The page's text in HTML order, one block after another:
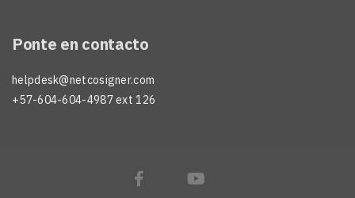
Ponte en contacto
helpdesk@netcosigner.com
+57-604-604-4987 ext 126